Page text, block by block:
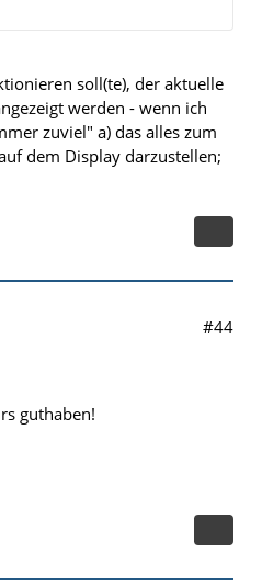
soll(te), der aktuelle
werden - wenn ich
zuviel" a) das alles zum
dem Display darzustellen;
#44
guthaben!